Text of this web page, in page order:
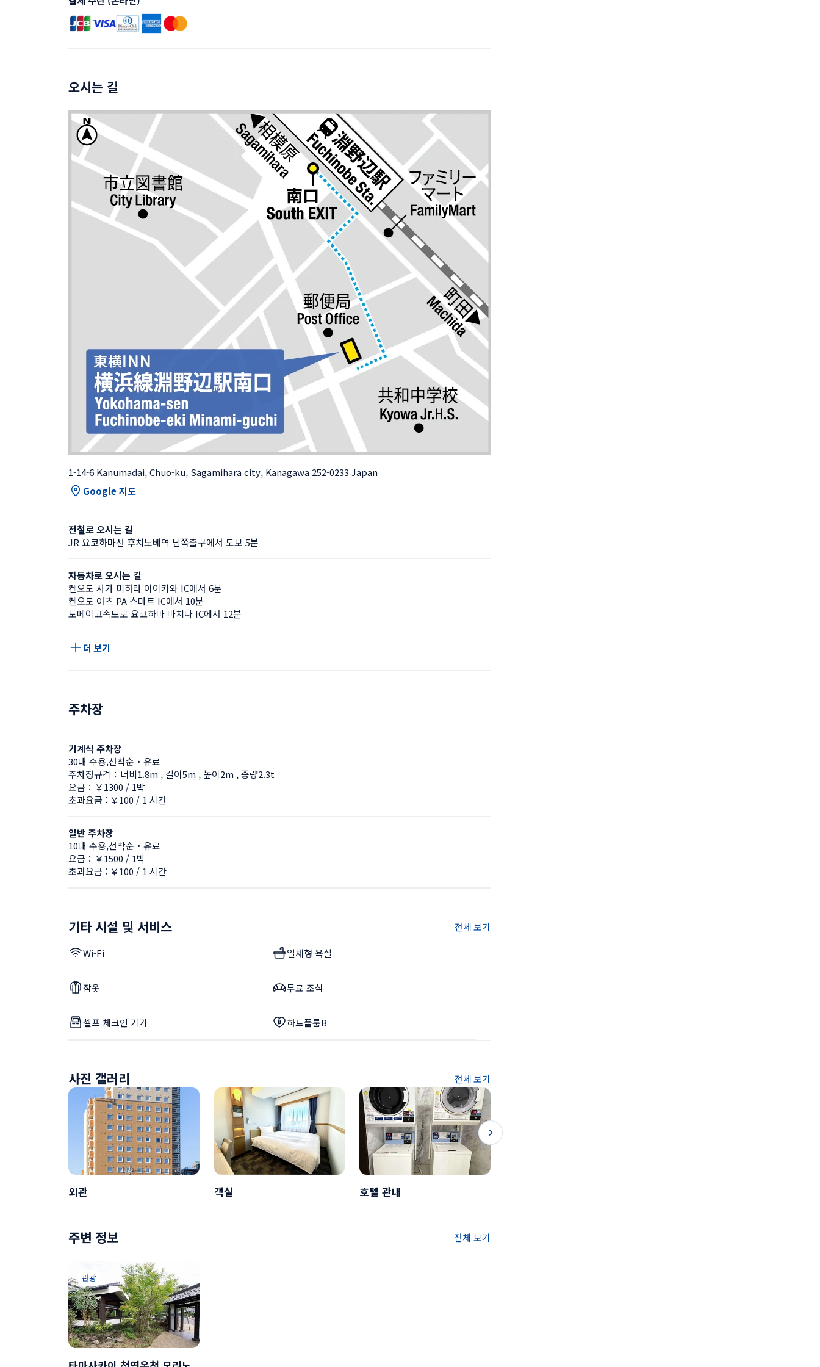
오시는 길
1-14-6 Kanumadai, Chuo-ku, Sagamihara city, Kanagawa 252-0233 Japan
Google 지도
전철로 오시는 길
JR 요코하마선 후치노베역 남쪽출구에서 도보 5분
자동차로 오시는 길
켄오도 사가 미하라 아이카와 IC에서 6분
켄오도 아츠 PA 스마트 IC에서 10분
도메이고속도로 요코하마 마치다 IC에서 12분
더 보기
주차장
기계식 주차장
30대 수용,선착순・유료
주차장규격：너비1.8m , 길이5m , 높이2m , 중량2.3t
요금：￥1300 / 1박
초과요금 : ￥100 / 1 시간
일반 주차장
10대 수용,선착순・유료
요금：￥1500 / 1박
초과요금 : ￥100 / 1 시간
기타 시설 및 서비스 전체 보기
Wi-Fi 일체형 욕실
잠옷 무료 조식
셀프 체크인 기기 하트풀룸B
사진 갤러리 전체 보기
외관 객실 호텔 관내
주변 정보 전체 보기
관광